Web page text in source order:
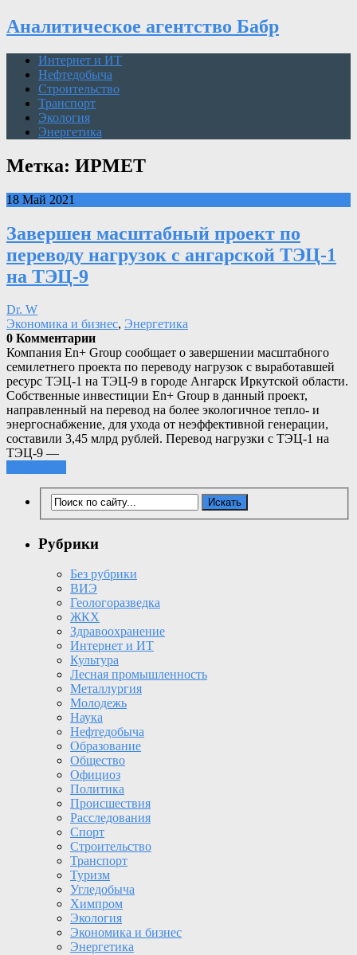
Аналитическое агентство Бабр
Интернет и ИТ
Нефтедобыча
Строительство
Транспорт
Экология
Энергетика
Метка: ИРМЕТ
18 Май 2021
Завершен масштабный проект по
переводу нагрузок с ангарской ТЭЦ-1
на ТЭЦ-9
Dr. W
Экономика и бизнес, Энергетика
0 Комментарии
Компания En+ Group сообщает о завершении масштабного
семилетнего проекта по переводу нагрузок с выработавшей
ресурс ТЭЦ-1 на ТЭЦ-9 в городе Ангарск Иркутской области.
Собственные инвестиции En+ Group в данный проект,
направленный на перевод на более экологичное тепло- и
энергоснабжение, для ухода от неэффективной генерации,
составили 3,45 млрд рублей. Перевод нагрузки с ТЭЦ-1 на
ТЭЦ-9 —
Рубрики
Без рубрики
ВИЭ
Геологоразведка
ЖКХ
Здравоохранение
Интернет и ИТ
Культура
Лесная промышленность
Металлургия
Молодежь
Наука
Нефтедобыча
Образование
Общество
Официоз
Политика
Происшествия
Расследования
Спорт
Строительство
Транспорт
Туризм
Угледобыча
Химпром
Экология
Экономика и бизнес
Энергетика